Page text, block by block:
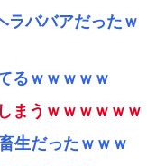
ラババアだったｗ
るｗｗｗｗｗ
まうｗｗｗｗｗｗ
生だったｗｗｗ